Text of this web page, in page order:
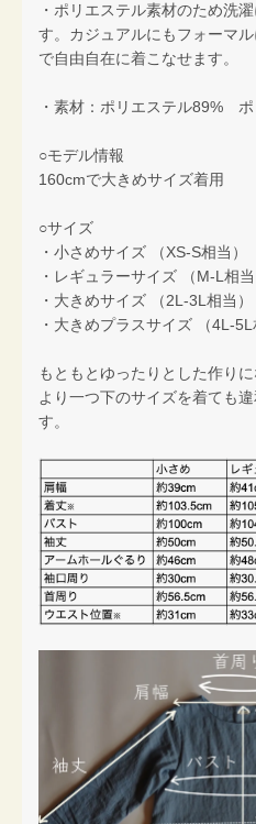
・ポリエステル素材のため洗
す。カジュアルにもフォーマ
で自由自在に着こなせます。
・素材：ポリエステル89%
○モデル情報
160cmで大きめサイズ着用
○サイズ
・小さめサイズ （XS-S相当）
・レギュラーサイズ （M-L相当
・大きめサイズ （2L-3L相当）
・大きめプラスサイズ （4L-5L
もともとゆったりとした作り
より一つ下のサイズを着ても
す。